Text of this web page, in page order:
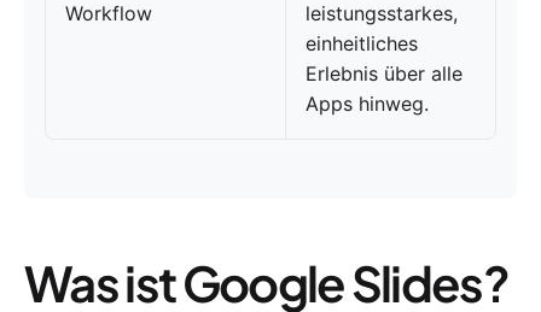
Workflow
leistungsstarkes,
einheitliches
Erlebnis über alle
Apps hinweg.
Was ist Google Slides?